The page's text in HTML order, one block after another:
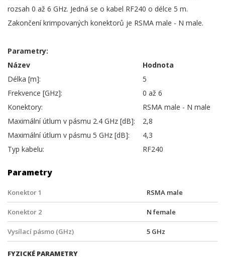
rozsah 0 až 6 GHz. Jedná se o kabel RF240 o délce 5 m.
Zakončení krimpovaných konektorů je RSMA male - N male.
Parametry:
Název
Hodnota
Délka [m]:
5
Frekvence [GHz]:
0 až 6
Konektory:
RSMA male - N male
Maximální útlum v pásmu 2.4 GHz [dB]:
2,8
Maximální útlum v pásmu 5 GHz [dB]:
4,3
Typ kabelu:
RF240
Parametry
Konektor 1 RSMA male
Konektor 2 N female
Vysílací pásmo (GHz) 5 GHz
FYZICKÉ PARAMETRY